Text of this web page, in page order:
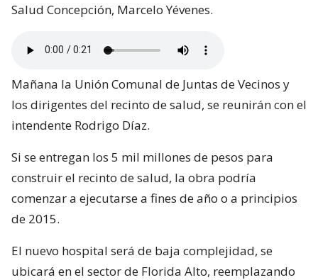
Salud Concepción, Marcelo Yévenes.
Mañana la Unión Comunal de Juntas de Vecinos y
los dirigentes del recinto de salud, se reunirán con el
intendente Rodrigo Díaz.
Si se entregan los 5 mil millones de pesos para
construir el recinto de salud, la obra podría
comenzar a ejecutarse a fines de año o a principios
de 2015.
El nuevo hospital será de baja complejidad, se
ubicará en el sector de Florida Alto, reemplazando